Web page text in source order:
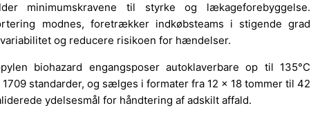
minimumskravene til styrke og lækageforebyggelse.
modnes, foretrækker indkøbsteams i stigende grad
og reducere risikoen for hændelser.
biohazard engangsposer autoklaverbare op til 135°C
standarder, og sælges i formater fra 12 x 18 tommer til 42
ydelsesmål for håndtering af adskilt affald.